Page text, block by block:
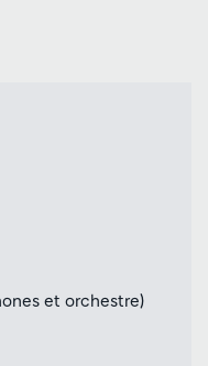
et orchestre)